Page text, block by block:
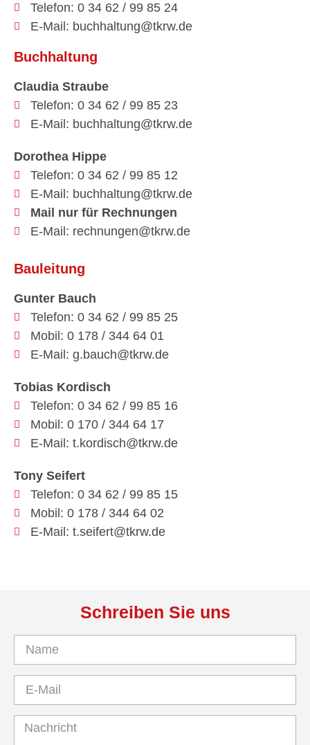
Telefon: 0 34 62 / 99 85 24
E-Mail: buchhaltung@tkrw.de
Buchhaltung
Claudia Straube
Telefon: 0 34 62 / 99 85 23
E-Mail: buchhaltung@tkrw.de
Dorothea Hippe
Telefon: 0 34 62 / 99 85 12
E-Mail: buchhaltung@tkrw.de
Mail nur für Rechnungen
E-Mail: rechnungen@tkrw.de
Bauleitung
Gunter Bauch
Telefon: 0 34 62 / 99 85 25
Mobil: 0 178 / 344 64 01
E-Mail: g.bauch@tkrw.de
Tobias Kordisch
Telefon: 0 34 62 / 99 85 16
Mobil: 0 170 / 344 64 17
E-Mail: t.kordisch@tkrw.de
Tony Seifert
Telefon: 0 34 62 / 99 85 15
Mobil: 0 178 / 344 64 02
E-Mail: t.seifert@tkrw.de
Schreiben Sie uns